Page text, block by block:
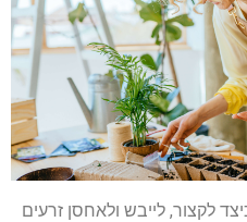
לקצור, לייבש ולאחסן זרעים